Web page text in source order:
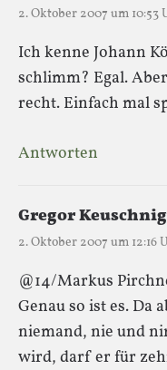
2. Oktober 2007 um 10:53
Ich kenne Johann
schlimm? Egal.
recht. Einfach mal
Antworten
Gregor Keuschnig
2. Oktober 2007 um 12:16
@14/Markus
Genau so ist es. Da
niemand, nie und
wird, darf er für